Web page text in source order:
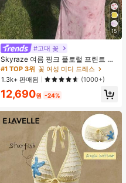
15
#고대 꽃
Skyraze 여름 핑크 플로럴 프린트 주
름 메쉬 캐미 롱 드레스, 여름 드레스,
봄 옷
#1 TOP 3위 꽃 여성 미디 드레스
1.3k+ 판매됨
(1000+)
12,690원 -24%